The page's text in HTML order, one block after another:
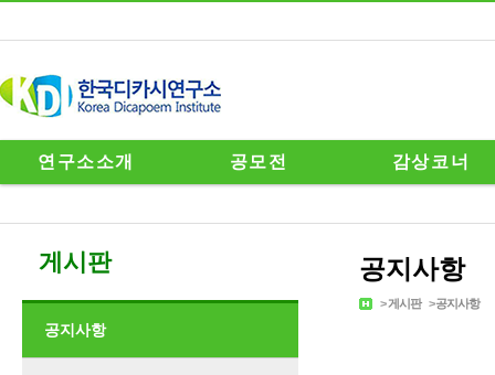
연구소소개 공모전 감상코너
공지사항
>게시판 >공지사항
게시판
공지사항